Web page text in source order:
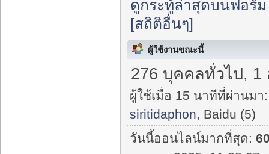
ดูกระทู้ล่าสุดบนฟอรั่ม
[สถิติอื่นๆ]
ผู้ใช้งานขณะนี้
276 บุคคลทั่วไป, 1
ผู้ใช้เมื่อ 15 นาทีที่ผ่านมา:
siritidaphon, Baidu (5)
วันนี้ออนไลน์มากที่สุด: